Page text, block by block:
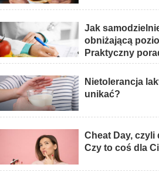
Jak
obniżającą
Praktyczny
Nietolerancja
unikać?
Cheat Day,
Czy to coś dla